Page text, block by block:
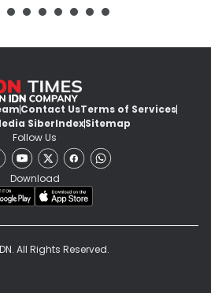
Contact UsTerms of Services
SiberIndexSitemap
Follow Us
Download
All Rights Reserved.